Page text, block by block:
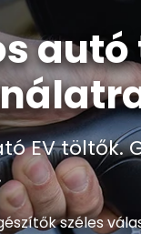
EV töltők.
széles